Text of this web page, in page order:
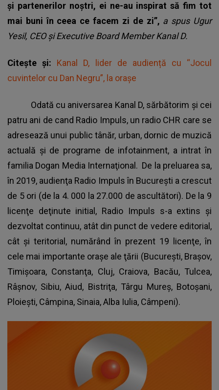
şi partenerilor noştri, ei ne-au inspirat să fim tot
mai buni în ceea ce facem zi de zi”, a spus Ugur
Yesil, CEO şi Executive Board Member Kanal D.
Citește și: Kanal D, lider de audiență cu “Jocul
cuvintelor cu Dan Negru”, la orașe
Odată cu aniversarea Kanal D, sărbătorim şi cei
patru ani de cand Radio Impuls, un radio CHR care se
adresează unui public tânăr, urban, dornic de muzică
actuală şi de programe de infotainment, a intrat în
familia Dogan Media Internaţional. De la preluarea sa,
în 2019, audienţa Radio Impuls în Bucureşti a crescut
de 5 ori (de la 4. 000 la 27.000 de ascultători). De la 9
licenţe deţinute initial, Radio Impuls s-a extins şi
dezvoltat continuu, atât din punct de vedere editorial,
cât şi teritorial, numărând în prezent 19 licenţe, în
cele mai importante oraşe ale ţării (Bucureşti, Braşov,
Timişoara, Constanţa, Cluj, Craiova, Bacău, Tulcea,
Râşnov, Sibiu, Aiud, Bistriţa, Târgu Mureş, Botoşani,
Ploieşti, Câmpina, Sinaia, Alba Iulia, Câmpeni).